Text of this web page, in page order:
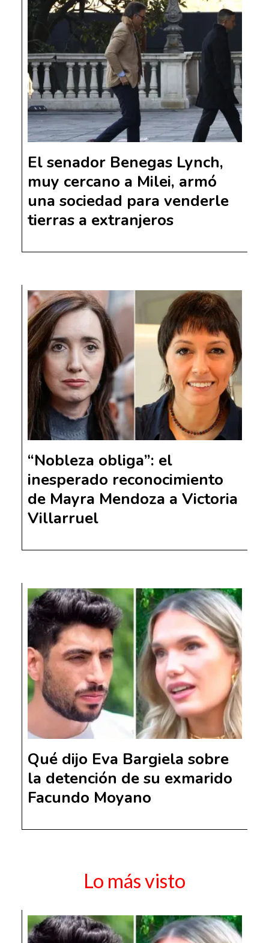
El senador Benegas Lynch,
muy cercano a Milei, armó
una sociedad para venderle
tierras a extranjeros
“Nobleza obliga”: el
inesperado reconocimiento
de Mayra Mendoza a Victoria
Villarruel
Qué dijo Eva Bargiela sobre
la detención de su exmarido
Facundo Moyano
Lo más visto